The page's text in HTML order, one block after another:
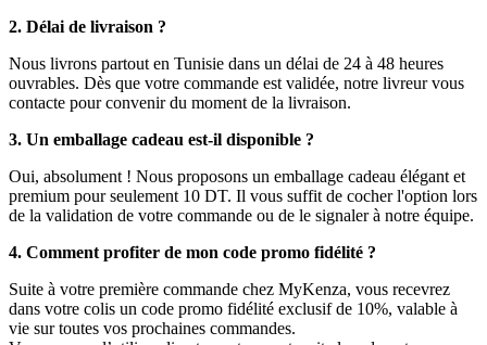
2. Délai de livraison ?
Nous livrons partout en Tunisie dans un délai de 24 à 48 heures
ouvrables. Dès que votre commande est validée, notre livreur vous
contacte pour convenir du moment de la livraison.
3. Un emballage cadeau est-il disponible ?
Oui, absolument ! Nous proposons un emballage cadeau élégant et
premium pour seulement 10 DT. Il vous suffit de cocher l'option lors
de la validation de votre commande ou de le signaler à notre équipe.
4. Comment profiter de mon code promo fidélité ?
Suite à votre première commande chez MyKenza, vous recevrez
dans votre colis un code promo fidélité exclusif de 10%, valable à
vie sur toutes vos prochaines commandes.